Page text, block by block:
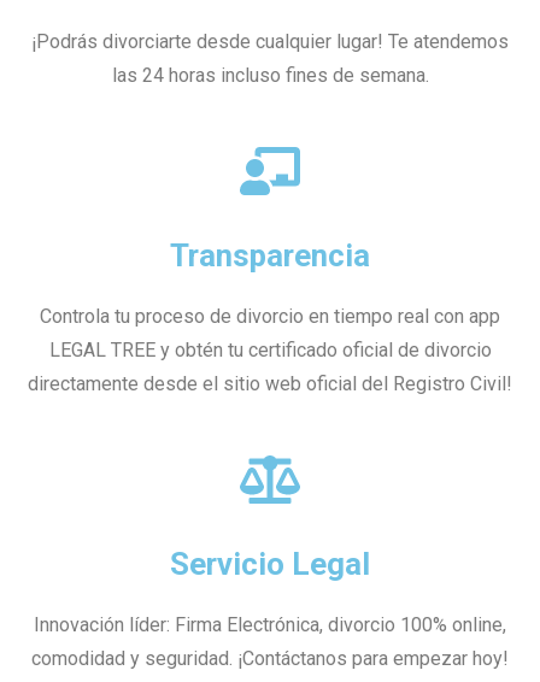
¡Podrás divorciarte desde cualquier lugar! Te atendemos
las 24 horas incluso fines de semana.
Transparencia
Controla tu proceso de divorcio en tiempo real con app
LEGAL TREE y obtén tu certificado oficial de divorcio
directamente desde el sitio web oficial del Registro Civil!
Servicio Legal
Innovación líder: Firma Electrónica, divorcio 100% online,
comodidad y seguridad. ¡Contáctanos para empezar hoy!